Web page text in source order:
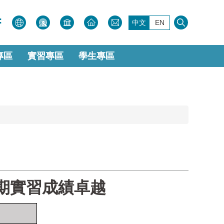
中文 EN
區 實習專區 學生專區
實習成績卓越